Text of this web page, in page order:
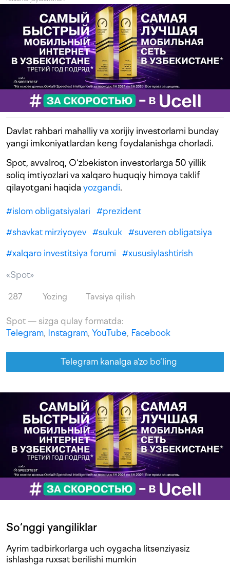
Davlat rahbari mahalliy va xorijiy investorlarni bunday
yangi imkoniyatlardan keng foydalanishga chorladi.
Spot, avvalroq, O‘zbekiston investorlarga 50 yillik
soliq imtiyozlari va xalqaro huquqiy himoya taklif
qilayotgani haqida yozgandi.
#islom obligatsiyalari #prezident
#shavkat mirziyoyev #sukuk #suveren obligatsiya
#xalqaro investitsiya forumi #xususiylashtirish
«Spot»
287 Yozing Tavsiya qilish
Spot — sizga qulay formatda:
Telegram, Instagram, YouTube, Facebook
Telegram kanalga a'zo bo‘ling
So‘nggi yangiliklar
Ayrim tadbirkorlarga uch oygacha litsenziyasiz
ishlashga ruxsat berilishi mumkin